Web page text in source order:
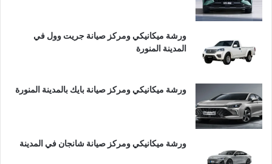
ورشة ميكانيكي ومركز صيانة جريت وول في
المدينة المنورة
ورشة ميكانيكي ومركز صيانة بايك بالمدينة المنورة
ورشة ميكانيكي ومركز صيانة شانجان في المدينة